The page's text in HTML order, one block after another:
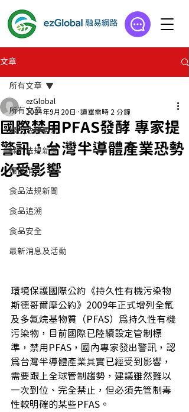
文章
所有文章
綠色法規更新
綠色法規新聞
環保消息
食品法規新聞
食品追溯
食品安全
最新消息及活動
所有文章
國際禁用PFAS發酵 專家提
警訊：台灣半導體產業恐勢
必受影響
ezGlobal
2024年9月20日
讀畢需時 2 分鐘
環境保護國際公約《持久性有機污染物
斯德哥爾摩公約》2009年正式增列全氟
及多氟烷基物質（PFAS）為持久性有機
污染物，目前國際已陸續設定管制標
準，禁用PFAS，國內專家發出警訊，認
為台灣半導體產業其實已經受到影響，
需要跟上全球管制趨勢，建議雖然難以
一次到位、完全禁止，但必須先管制毒
性較明確的某些PFAS。